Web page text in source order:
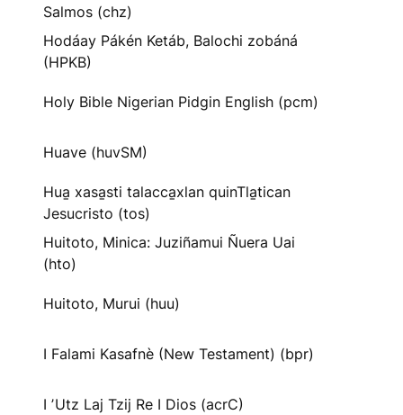
Salmos (chz)
Hodáay Pákén Ketáb, Balochi zobáná
(HPKB)
Holy Bible Nigerian Pidgin English (pcm)
Huave (huvSM)
Hua̱ xasa̱sti talacca̱xlan quinTla̱tican
Jesucristo (tos)
Huitoto, Minica: Juziñamui Ñuera Uai
(hto)
Huitoto, Murui (huu)
I Falami Kasafnè (New Testament) (bpr)
I ʼUtz Laj Tzij Re I Dios (acrC)